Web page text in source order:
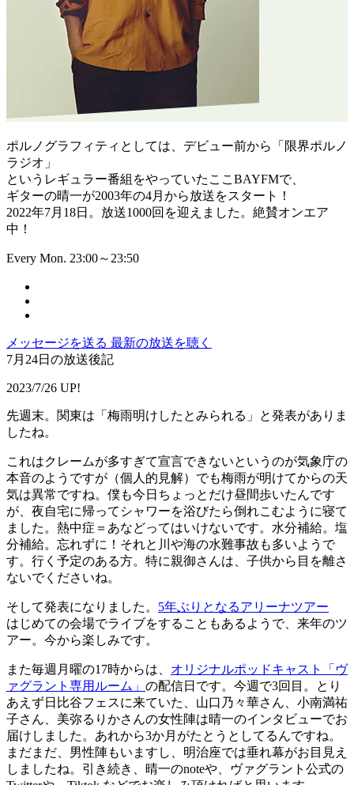
ポルノグラフィティとしては、デビュー前から「限界ポルノ
ラジオ」
というレギュラー番組をやっていたここBAYFMで、
ギターの晴一が2003年の4月から放送をスタート！
2022年7月18日。放送1000回を迎えました。絶賛オンエア
中！
Every Mon. 23:00～23:50
メッセージを送る 最新の放送を聴く
7月24日の放送後記
2023/7/26 UP!
先週末。関東は「梅雨明けしたとみられる」と発表がありま
したね。
これはクレームが多すぎて宣言できないというのが気象庁の
本音のようですが（個人的見解）でも梅雨が明けてからの天
気は異常ですね。僕も今日ちょっとだけ昼間歩いたんです
が、夜自宅に帰ってシャワーを浴びたら倒れこむように寝て
ました。熱中症＝あなどってはいけないです。水分補給。塩
分補給。忘れずに！それと川や海の水難事故も多いようで
す。行く予定のある方。特に親御さんは、子供から目を離さ
ないでくださいね。
そして発表になりました。 5年ぶりとなるアリーナツアー
はじめての会場でライブをすることもあるようで、来年のツ
アー。今から楽しみです。
また毎週月曜の17時からは、 オリジナルポッドキャスト「ヴ
ァグラント専用ルーム」 の配信日です。今週で3回目。とり
あえず日比谷フェスに来ていた、山口乃々華さん、小南満祐
子さん、美弥るりかさんの女性陣は晴一のインタビューでお
届けしました。あれから3か月がたとうとしてるんですね。
まだまだ、男性陣もいますし、明治座では垂れ幕がお目見え
しましたね。引き続き、晴一のnoteや、ヴァグラント公式の